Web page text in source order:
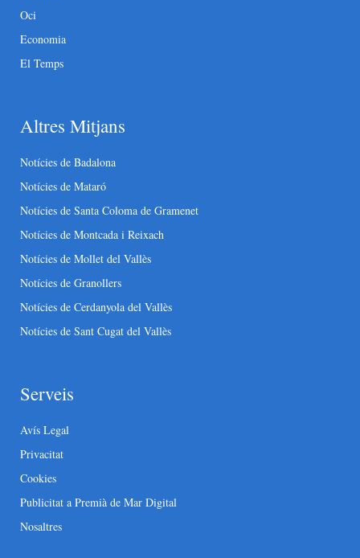
Oci
Economia
El Temps
Altres Mitjans
Notícies de Badalona
Notícies de Mataró
Notícies de Santa Coloma de Gramenet
Notícies de Montcada i Reixach
Notícies de Mollet del Vallès
Notícies de Granollers
Notícies de Cerdanyola del Vallès
Notícies de Sant Cugat del Vallès
Serveis
Avís Legal
Privacitat
Cookies
Publicitat a Premià de Mar Digital
Nosaltres